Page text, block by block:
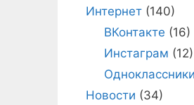
Интернет (140)
ВКонтакте (16)
Инстаграм (12)
Одноклассники
Новости (34)